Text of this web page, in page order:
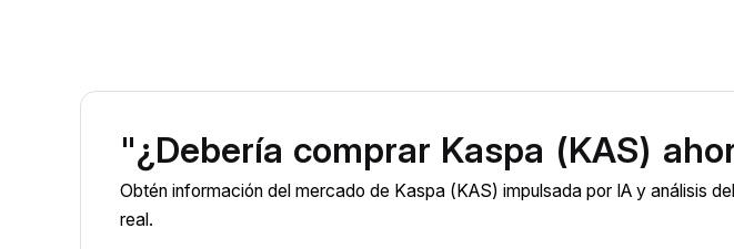
"¿Debería comprar Kaspa (KAS)
Obtén información del mercado de Kaspa (KAS) impulsada por IA y análisis
real.